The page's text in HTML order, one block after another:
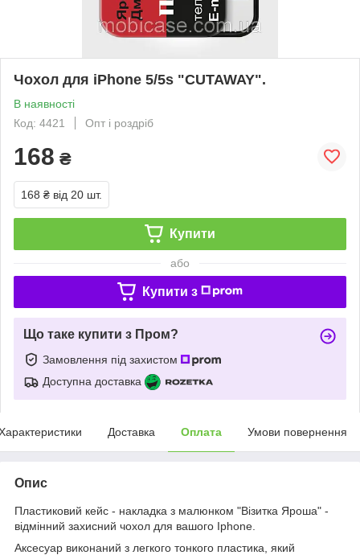
Чохол для iPhone 5/5s "CUTAWAY".
В наявності
Код: 4421
Опт і роздріб
168 ₴
168 ₴ від 20 шт.
Купити
або
Купити з
Що таке купити з Пром?
Замовлення під захистом
Доступна доставка
Доставка Оплата Умови повернення
Опис
Пластиковий кейс - накладка з малюнком "Візитка Яроша" -
відмінний захисний чохол для вашого Iphone.
Аксесуар виконаний з легкого тонкого пластика, який